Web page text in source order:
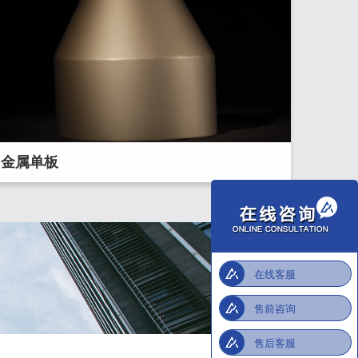
金属单板
在线客服
售前咨询
售后客服